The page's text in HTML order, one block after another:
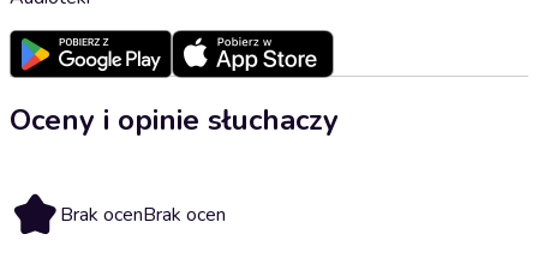
Oceny i opinie słuchaczy
Brak ocenBrak ocen